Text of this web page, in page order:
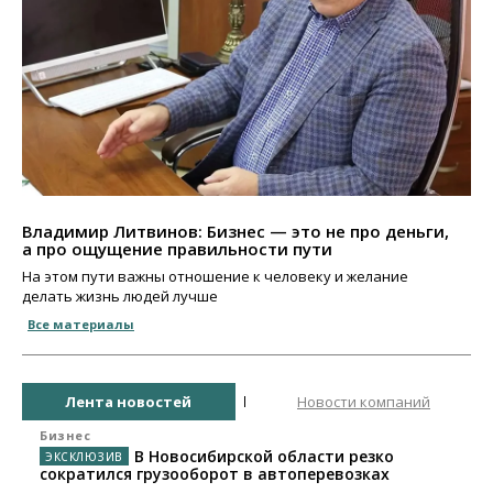
Владимир Литвинов: Бизнес — это не про деньги,
а про ощущение правильности пути
На этом пути важны отношение к человеку и желание
делать жизнь людей лучше
Все материалы
Лента новостей Новости компаний
Бизнес
В Новосибирской области резко
сократился грузооборот в автоперевозках